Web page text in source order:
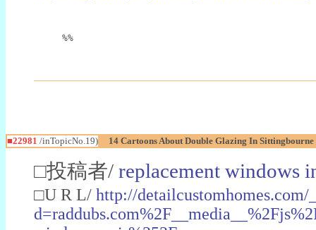
%%
■22981 /inTopicNo.19) 14 Cartoons About Double Glazing In
□投稿者/ replacement windows
□U R L/ http://detailcustomhomes.com/